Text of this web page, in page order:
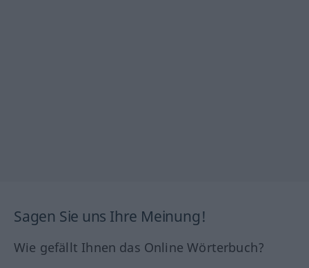
Sagen Sie uns Ihre Meinung!
Wie gefällt Ihnen das Online Wörterbuch?